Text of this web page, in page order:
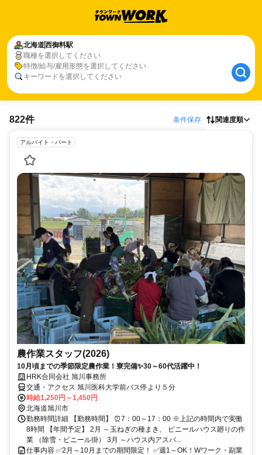
北海道西御料駅
職種を選択してください
特徴/給与/雇用形態を選択してください
キーワードを選択してください
822件 条件保存 関連度順
アルバイト・パート
農作業スタッフ(2026)
10月頃までの季節限定農作業！寮完備✨30～60代活躍中！
HRK合同会社 旭川事務所
交通・アクセス 旭川医科大学前バス停より５分
時給1,250円～1,450円
北海道旭川市
勤務時間詳細 【勤務時間】 ⏰7：00～17：00 ※上記の時間内で実働
8時間 【年間予定】 2月 ～玉ねぎの種まき、 ビニールハウス廻りの作
業 （除雪・ビニール掛） 3月 ～ハウス内アスパ...
仕事内容 ✅2月～10月までの期間限定！ ✅週1～OK！Wワーク・副業